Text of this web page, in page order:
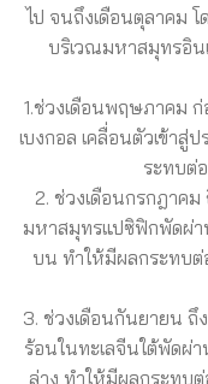
ไป จนถึงเดือนตุลาคม
บริเวณมหาสมุทรอิ
1.ช่วงเดือนพฤษภาคม
เบงกอล เคลื่อนตัวเข้าสู่
ระทบต่
2. ช่วงเดือนกรกฎาค
มหาสมุทรแปซิฟิกพัดผ่า
บน ทำให้มีผลกระทบต่
3. ช่วงเดือนกันยายน ถึ
ร้อนในทะเลจีนใต้พัดผ่
ล่าง ทำให้มีผลกระทบ